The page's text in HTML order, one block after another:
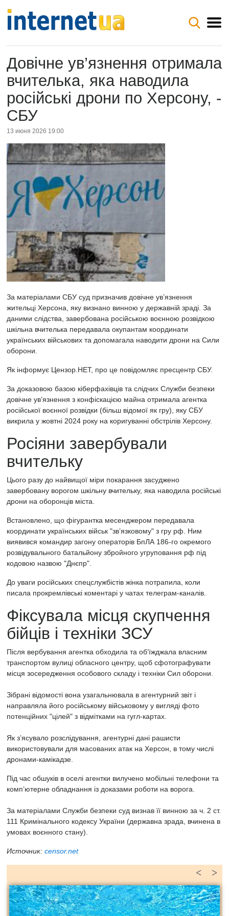
Довічне ув’язнення отримала
вчителька, яка наводила
російські дрони по Херсону, -
СБУ
13 июня 2026 19:00
За матеріалами СБУ суд призначив довічне ув’язнення
жительці Херсона, яку визнано винною у державній зраді. За
даними слідства, завербована російською воєнною розвідкою
шкільна вчителька передавала окупантам координати
українських військових та допомагала наводити дрони на Сили
оборони.
Як інформує Цензор.НЕТ, про це повідомляє пресцентр СБУ.
За доказовою базою кіберфахівців та слідчих Служби безпеки
довічне ув’язнення з конфіскацією майна отримала агентка
російської воєнної розвідки (більш відомої як гру), яку СБУ
викрила у жовтні 2024 року на коригуванні обстрілів Херсону.
Росіяни завербували
вчительку
Цього разу до найвищої міри покарання засуджено
завербовану ворогом шкільну вчительку, яка наводила російські
дрони на оборонців міста.
Встановлено, що фігурантка месенджером передавала
координати українських військ "зв’язковому" з гру рф. Ним
виявився командир загону операторів БпЛА 186-го окремого
розвідувального батальйону збройного угруповання рф під
кодовою назвою "Днєпр".
До уваги російських спецслужбістів жінка потрапила, коли
писала прокремлівські коментарі у чатах телеграм-каналів.
Фіксувала місця скупчення
бійців і техніки ЗСУ
Після вербування агентка обходила та об’їжджала власним
транспортом вулиці обласного центру, щоб сфотографувати
місця зосередження особового складу і техніки Сил оборони.
Зібрані відомості вона узагальнювала в агентурний звіт і
направляла його російському військовому у вигляді фото
потенційних "цілей" з відмітками на гугл-картах.
Як з’ясувало розслідування, агентурні дані рашисти
використовували для масованих атак на Херсон, в тому числі
дронами-камікадзе.
Під час обшуків в оселі агентки вилучено мобільні телефони та
комп’ютерне обладнання із доказами роботи на ворога.
За матеріалами Служби безпеки суд визнав її винною за ч. 2 ст.
111 Кримінального кодексу України (державна зрада, вчинена в
умовах воєнного стану).
Источник: censor.net
>
<